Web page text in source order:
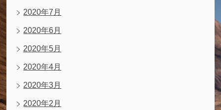
2020年7月
2020年6月
2020年5月
2020年4月
2020年3月
2020年2月